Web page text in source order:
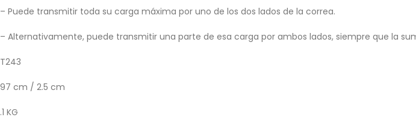
– Puede transmitir toda su carga máxima por uno de los dos lados de la correa.
– Alternativamente, puede transmitir una parte de esa carga por ambos lados, siempre que la
T243
97 cm / 2.5 cm
.1 KG